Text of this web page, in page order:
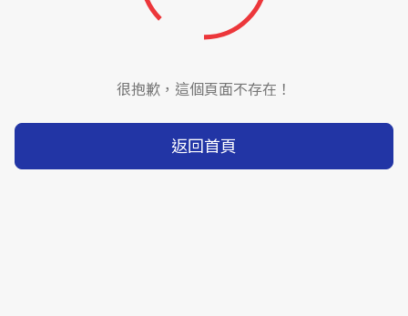
很抱歉，這個頁面不存在！
返回首頁